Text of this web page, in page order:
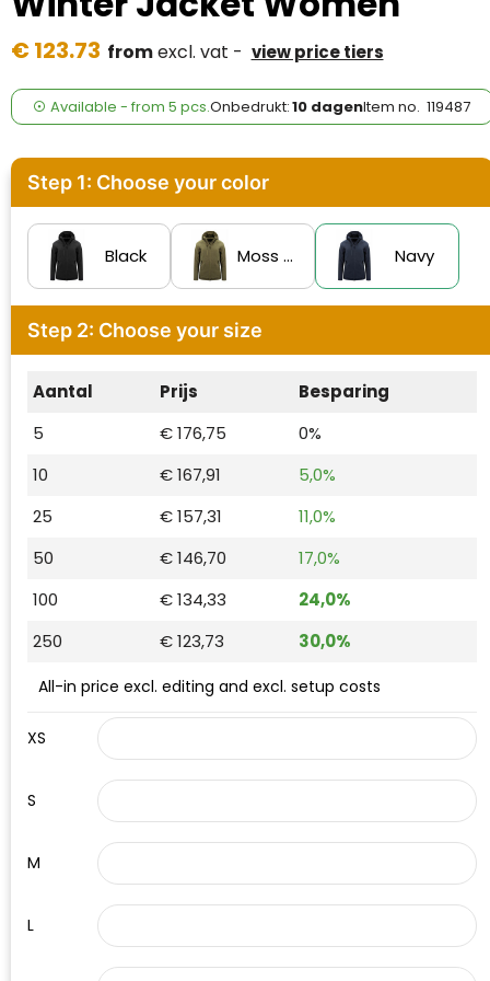
Fresh 'n Rebel
GolfOriginals
James Harvest
Kingcap
Mepal
Moleskine
MyKit
Waterman
€ 123.73 fromexcl. vat - view price tiers
Available - from 5 pcs.Onbedrukt:10 dagenItem no. 119487
Step 1: Choose your color
Black Moss Green Navy
Step 2: Choose your size
Aantal Prijs
Besparing
5
€ 176,75
0%
10
€ 167,91
5,0%
25
€ 157,31
11,0%
50
€ 146,70
17,0%
100
€ 134,33
24,0%
250
€ 123,73 30,0%
XS
S
M
L
All-in price excl. editing and excl. setup costs